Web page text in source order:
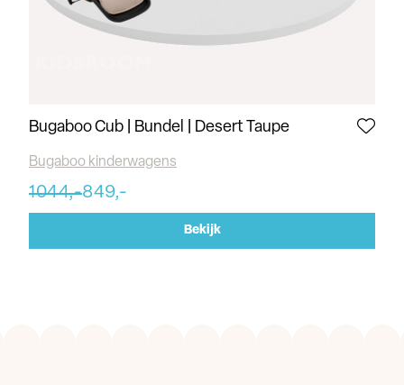
Bugaboo Cub | Bundel | Desert Taupe
Bugaboo kinderwagens
1044,-849,-
Bekijk